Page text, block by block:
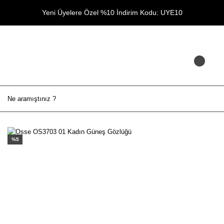
Yeni Üyelere Özel %10 İndirim Kodu: UYE10
%5